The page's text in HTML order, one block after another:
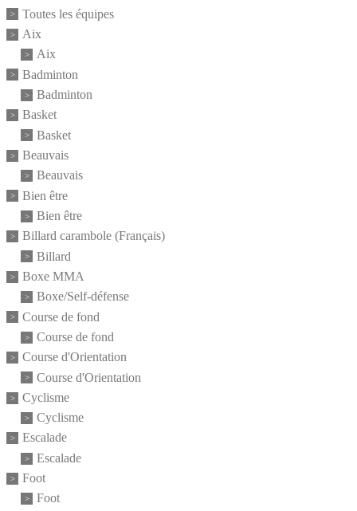
Toutes les équipes
Aix
Aix
Badminton
Badminton
Basket
Basket
Beauvais
Beauvais
Bien être
Bien être
Billard carambole (Français)
Billard
Boxe MMA
Boxe/Self-défense
Course de fond
Course de fond
Course d'Orientation
Course d'Orientation
Cyclisme
Cyclisme
Escalade
Escalade
Foot
Foot